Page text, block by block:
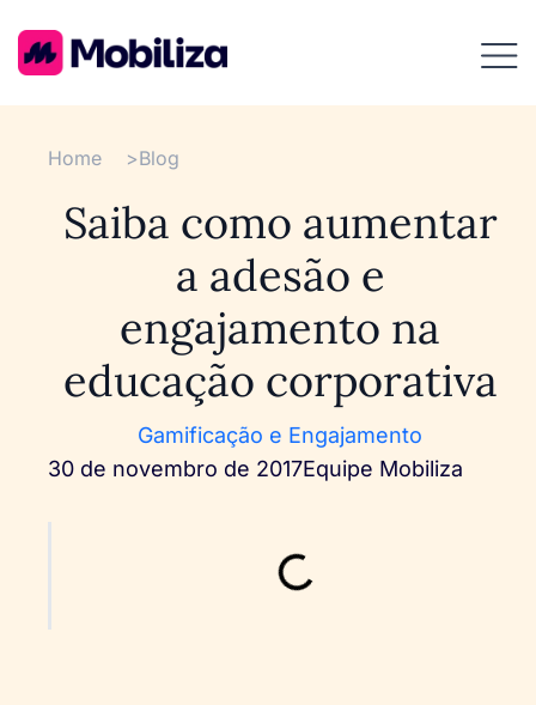
Home >Blog
Saiba como aumentar
a adesão e
engajamento na
educação corporativa
Gamificação e Engajamento
30 de novembro de 2017Equipe Mobiliza